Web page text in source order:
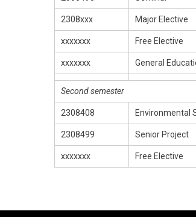
2308xxx Major Elective
xxxxxxx Free Elective
xxxxxxx General
Second semester
2308408 Environmental
2308499 Senior Project
xxxxxxx Free Elective